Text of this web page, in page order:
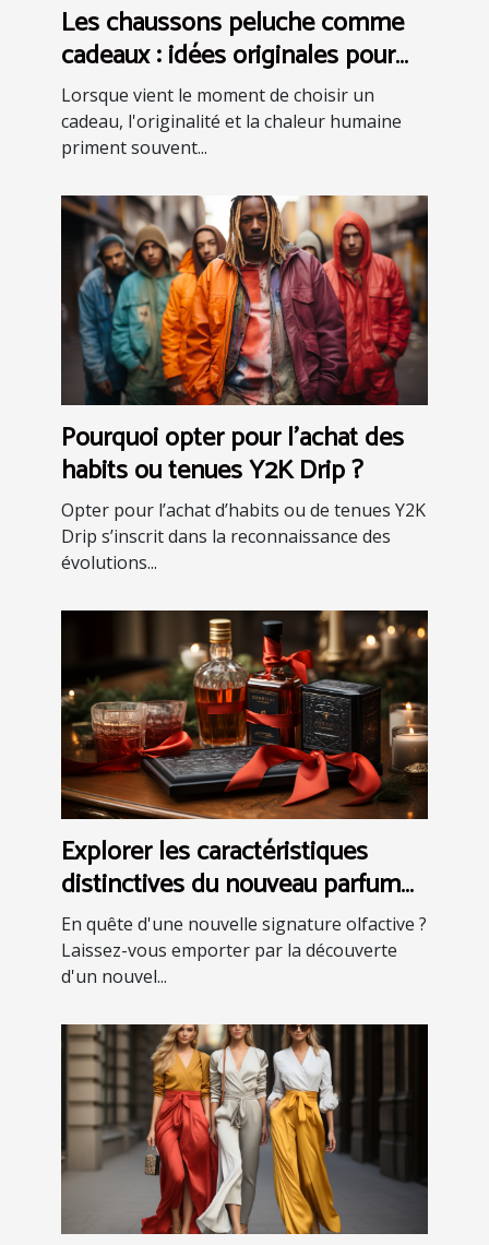
Les chaussons peluche comme
cadeaux : idées originales pour
faire plaisir
Lorsque vient le moment de choisir un
cadeau, l'originalité et la chaleur humaine
priment souvent...
Pourquoi opter pour l’achat des
habits ou tenues Y2K Drip ?
Opter pour l’achat d’habits ou de tenues Y2K
Drip s’inscrit dans la reconnaissance des
évolutions...
Explorer les caractéristiques
distinctives du nouveau parfum
pour homme: eau de toilette et
coffrets
En quête d'une nouvelle signature olfactive ?
Laissez-vous emporter par la découverte
d'un nouvel...